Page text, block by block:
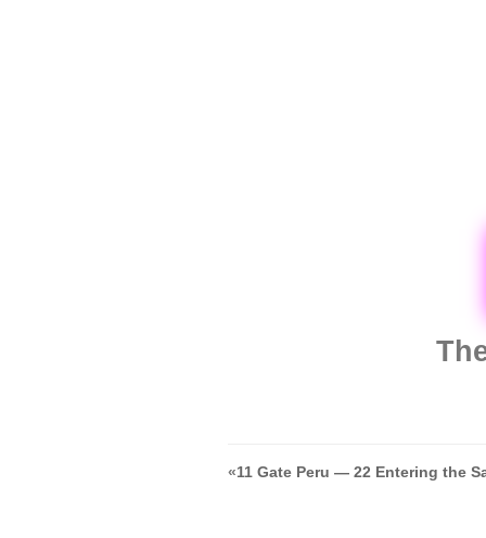
«11 Gate Peru — 22 Entering the